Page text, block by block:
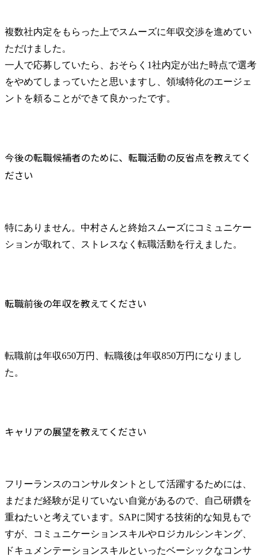
複数社内定をもらった上でスムーズに年収交渉を進めてい
ただけました。
一人で応募していたら、おそらく1社内定が出た時点で選考
をやめてしまっていたと思いますし、領域特化のエージェ
ントを頼ることができて良かったです。
今後の転職候補者のために、転職活動の反省点を教えてく
ださい
特にありません。中村さんと終始スムーズにコミュニケー
ションが取れて、ストレスなく転職活動を行えました。
転職前後の年収を教えてください
転職前は年収650万円、転職後は年収850万円になりまし
た。
キャリアの展望を教えてください
フリーランスのコンサルタントとして活躍するためには、
まだまだ経験が足りていない自覚があるので、自己研鑽を
重ねたいと考えています。SAPに関する技術的な知見もで
すが、コミュニケーションスキルやロジカルシンキング、
ドキュメンテーションスキルといったベーシックなコンサ